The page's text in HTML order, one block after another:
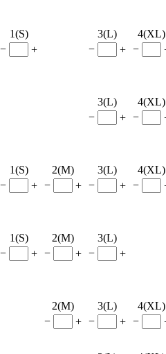
1(S)
−
+
3(L)
−
+
4(XL)
−
3(L)
−
+
4(XL)
−
1(S)
−
+
2(M)
−
+
3(L)
−
+
4(XL)
−
1(S)
−
+
2(M)
−
+
3(L)
−
+
2(M)
−
+
3(L)
−
+
4(XL)
−